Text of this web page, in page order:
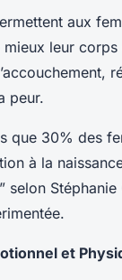
aux
leur corps
peur.
que 30% des
à la
selon
et